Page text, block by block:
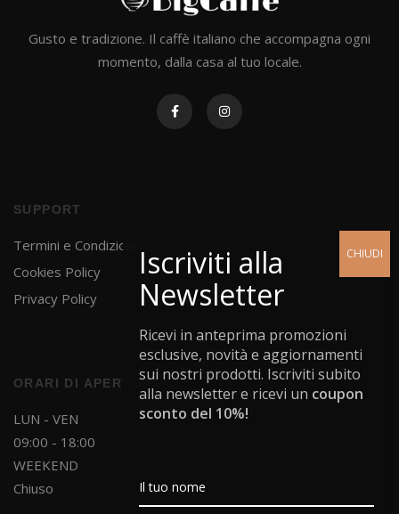
Gusto e tradizione. Il caffè italiano che accompagna ogni
momento, dalla casa al tuo locale.
SUPPORT
Termini e Condizioni
Cookies Policy
Privacy Policy
ORARI DI APERTURA
LUN - VEN
09:00 - 18:00
WEEKEND
Chiuso
Ricevi in anteprima promozioni
esclusive, novità e aggiornamenti
sui nostri prodotti. Iscriviti subito
alla newsletter e ricevi un coupon
sconto del 10%!